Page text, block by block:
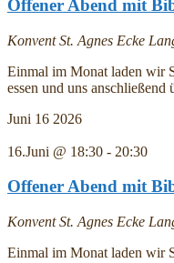
Offener Abend mit
Konvent St. Agnes Ecke
Einmal im Monat laden wir
essen und uns
Juni 16 2026
16.Juni @ 18:30 - 20:30
Offener Abend mit
Konvent St. Agnes Ecke
Einmal im Monat laden wir